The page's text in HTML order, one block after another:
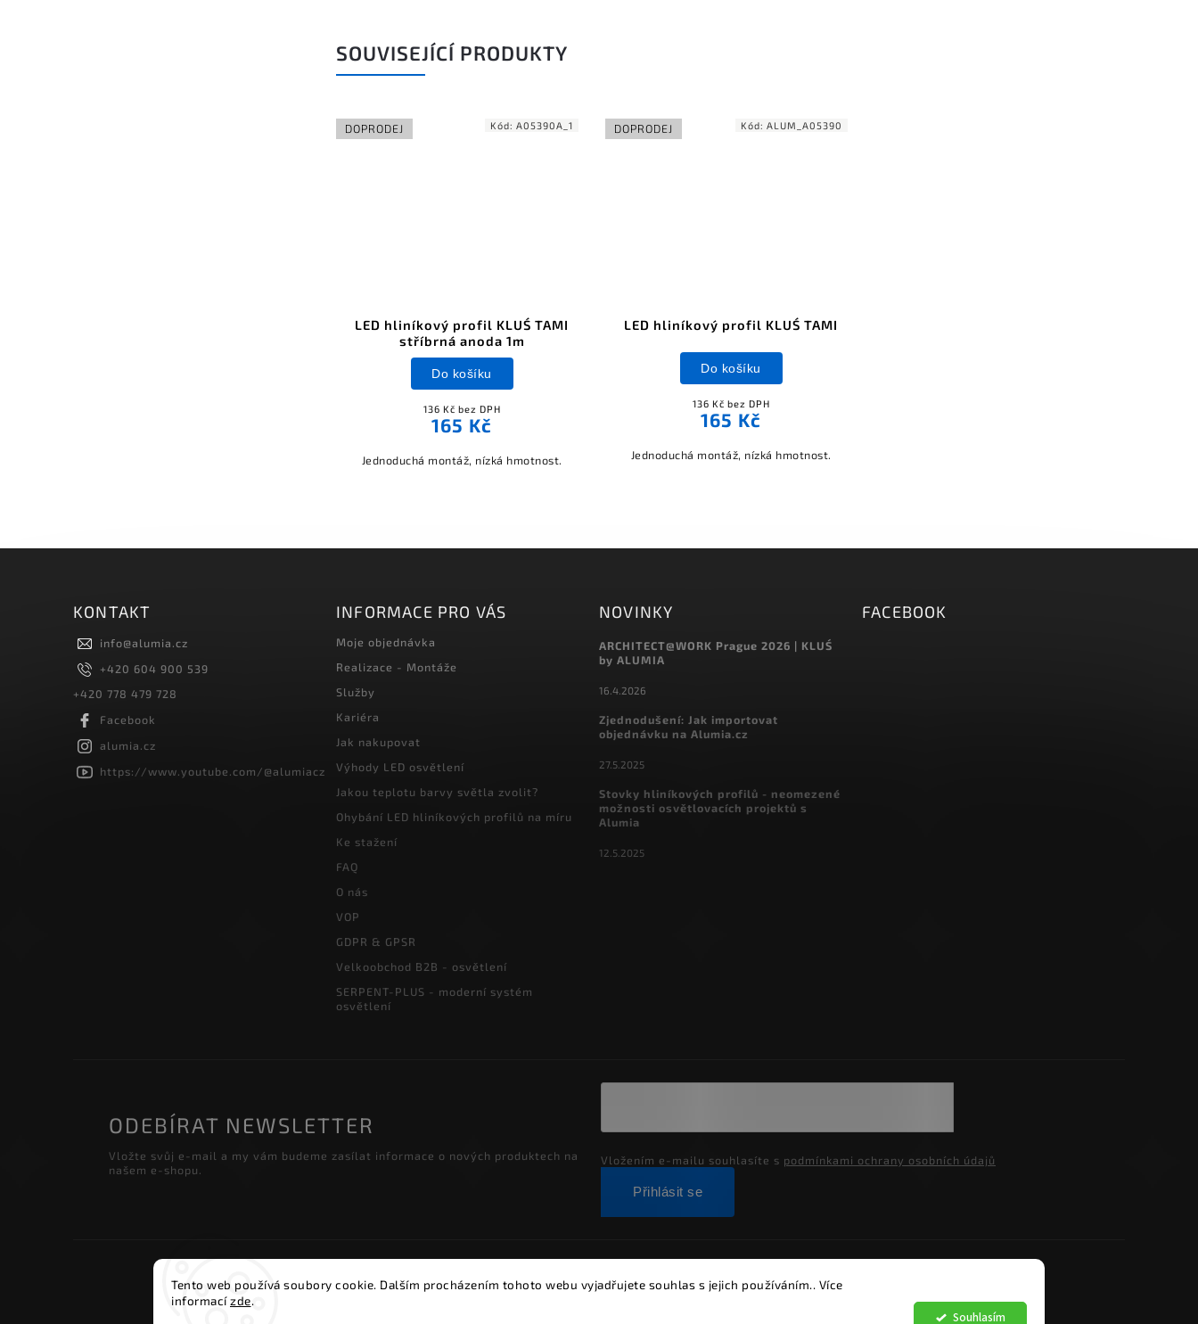
Tento web používá soubory cookie. Dalším procházením tohoto webu vyjadřujete souhlas s jejich používáním.. Více
informacízde.
Souhlasím
SOUVISEJÍCÍ PRODUKTY
DOPRODEJ
LED hliníkový profil KLUŚ TAMI
stříbrná anoda 1m
136 Kč bez DPH
165 Kč
Do košíku
Jednoduchá montáž, nízká hmotnost.
Kód: A05390A_1 DOPRODEJ
LED hliníkový profil KLUŚ TAMI
136 Kč bez DPH
165 Kč
Do košíku
Jednoduchá montáž, nízká hmotnost.
Kód: ALUM_A05390
KONTAKT
info@alumia.cz
+420 604 900 539
+420 778 479 728
Facebook
alumia.cz
https://www.youtube.com/@alumiacz
INFORMACE PRO VÁS
Moje objednávka
Realizace - Montáže
Služby
Kariéra
Jak nakupovat
Výhody LED osvětlení
Jakou teplotu barvy světla zvolit?
Ohybání LED hliníkových profilů na míru
Ke stažení
FAQ
O nás
VOP
GDPR & GPSR
Velkoobchod B2B - osvětlení
SERPENT-PLUS - moderní systém
osvětlení
NOVINKY
ARCHITECT@WORK Prague 2026 | KLUŚ
by ALUMIA
16.4.2026
Zjednodušení: Jak importovat
objednávku na Alumia.cz
27.5.2025
Stovky hliníkových profilů - neomezené
možnosti osvětlovacích projektů s
Alumia
12.5.2025
FACEBOOK
ODEBÍRAT NEWSLETTER
Vložte svůj e-mail a my vám budeme zasílat informace o nových produktech na
našem e-shopu.
Vložením e-mailu souhlasíte s podmínkami ochrany osobních údajů
Přihlásit se